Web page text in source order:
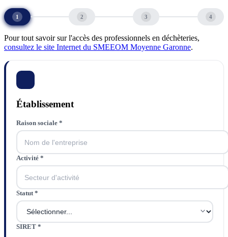
1
Établissement & Contact
2
Adresse & Facturation 3
Cartes & Espace usager4
Pour tout savoir sur l'accès des professionnels en déchèteries,
consultez le site Internet du SMEEOM Moyenne Garonne.
Établissement
Raison sociale *
Activité *
Statut*
SIRET *